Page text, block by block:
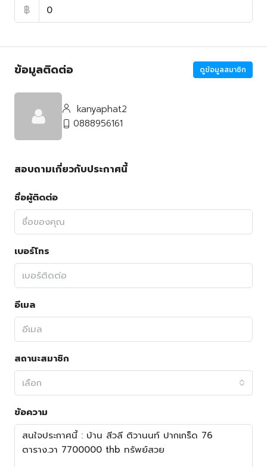
฿
ข้อมูลติดต่อ ดูข้อมูลสมาชิก
kanyaphat2
0888956161
สอบถามเกี่ยวกับประกาศนี้
ชื่อผู้ติดต่อ
เบอร์โทร
อีเมล
สถานะสมาชิก
เลือก
ข้อความ